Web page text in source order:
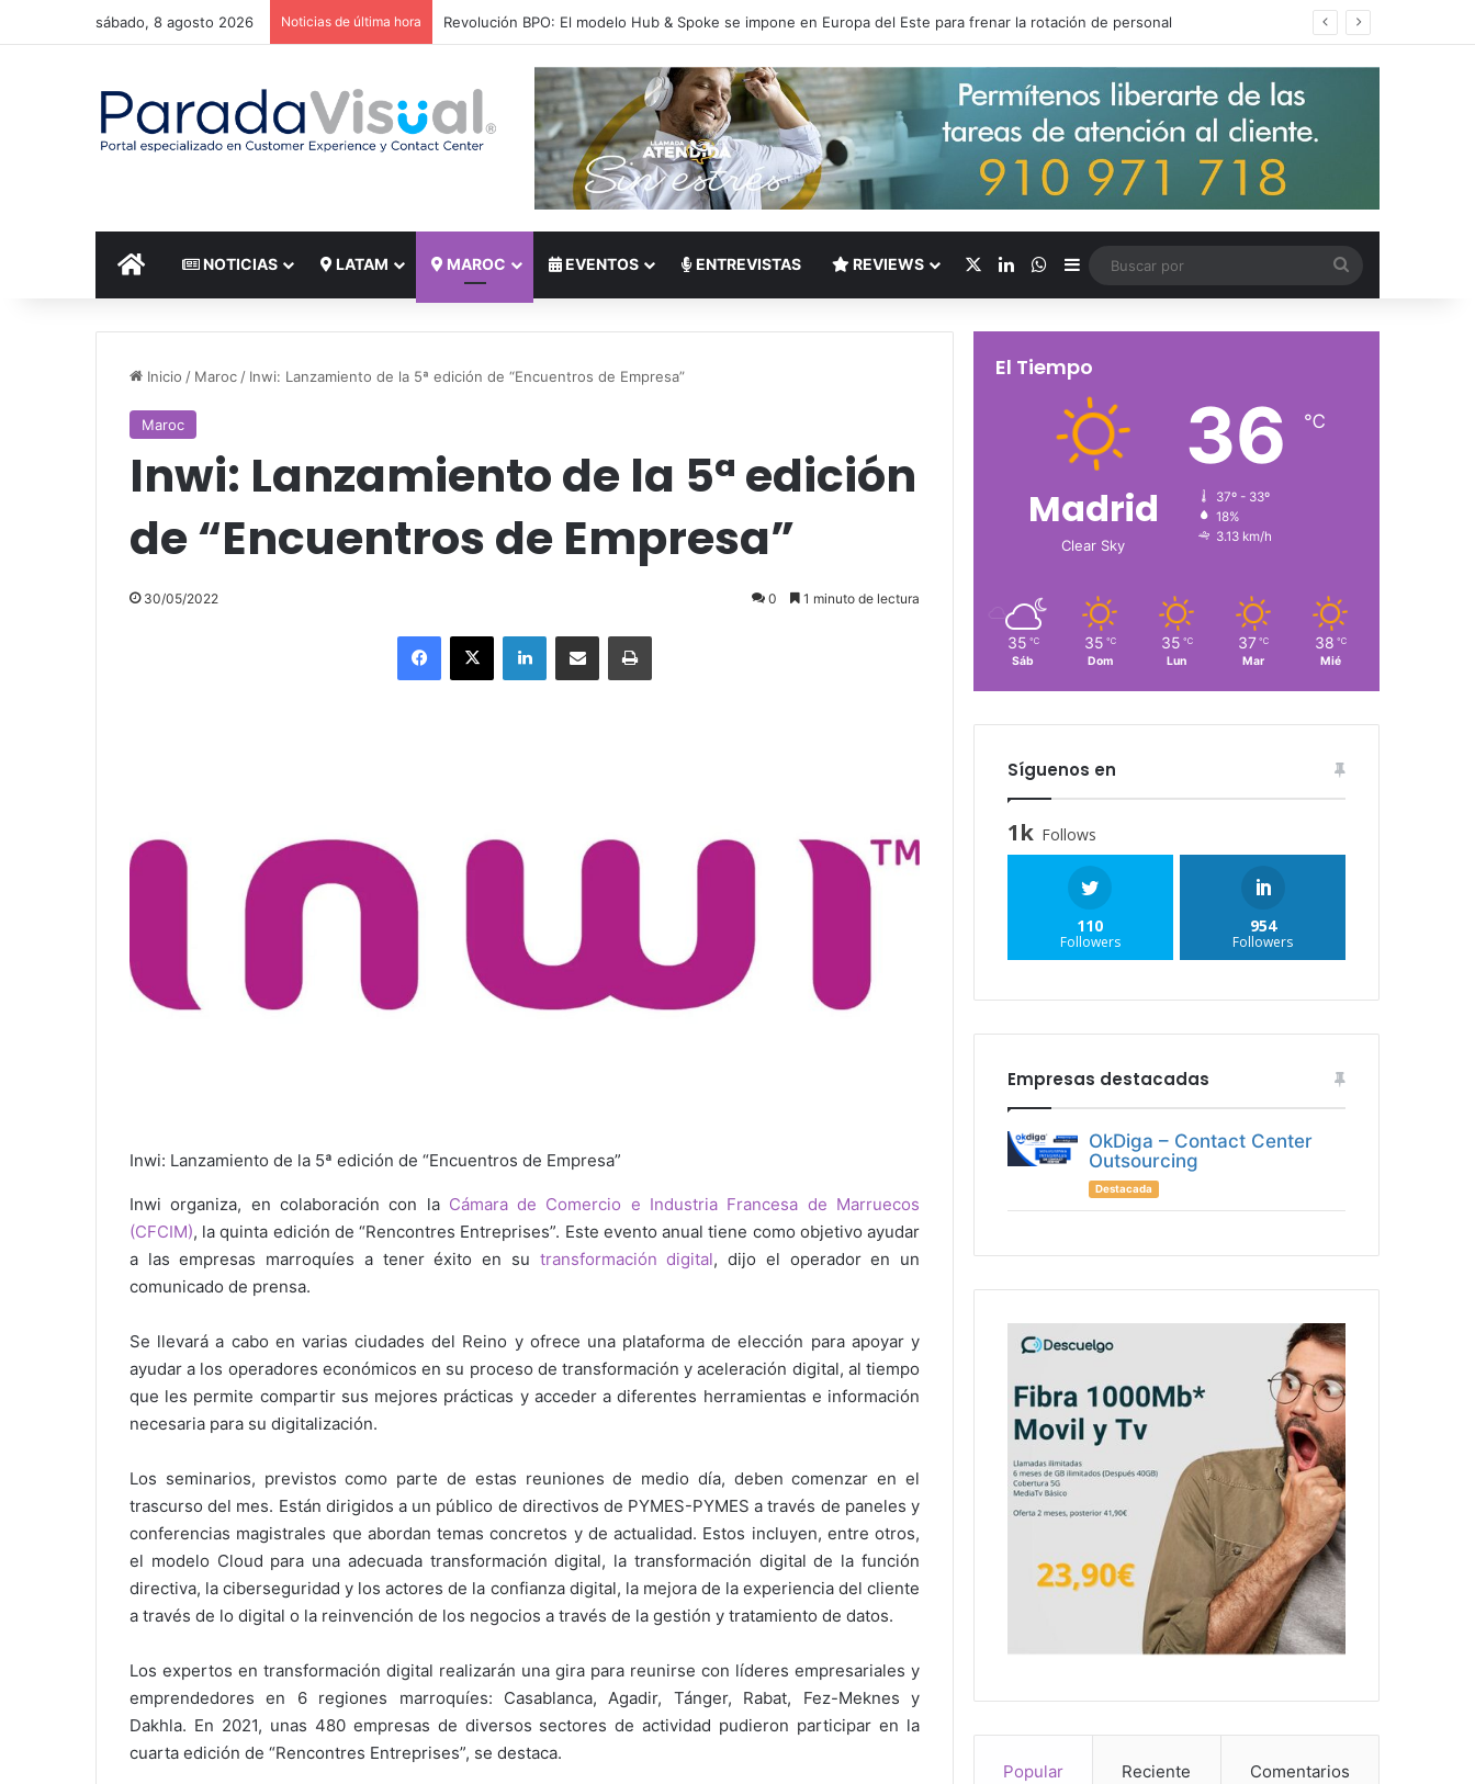
sábado, 8 agosto 2026 Noticias de última hora El reto del Nearshoring: Crisis de talento bilingüe en Centroamérica dispara los salarios de entrada un 15%
INICIO NOTICIAS LATAM MAROC EVENTOS ENTREVISTAS REVIEWS LinkedInWhatsApp
Barra lateral
por
Inicio / Maroc/ Inwi: Lanzamiento de la 5ª edición de “Encuentros de Empresa”
Maroc
Inwi: Lanzamiento de la 5ª edición
de “Encuentros de Empresa”
30/05/2022 0 1 minuto de lectura
Facebook
X LinkedInCompartir por correo electrónicoImprimir
Inwi: Lanzamiento de la 5ª edición de “Encuentros de Empresa”
Inwi organiza, en colaboración con la Cámara de Comercio e Industria Francesa de Marruecos
(CFCIM), la quinta edición de “Rencontres Entreprises”. Este evento anual tiene como objetivo ayudar
a las empresas marroquíes a tener éxito en su transformación digital, dijo el operador en un
comunicado de prensa.
Se llevará a cabo en varias ciudades del Reino y ofrece una plataforma de elección para apoyar y
ayudar a los operadores económicos en su proceso de transformación y aceleración digital, al tiempo
que les permite compartir sus mejores prácticas y acceder a diferentes herramientas e información
necesaria para su digitalización.
Los seminarios, previstos como parte de estas reuniones de medio día, deben comenzar en el
trascurso del mes. Están dirigidos a un público de directivos de PYMES-PYMES a través de paneles y
conferencias magistrales que abordan temas concretos y de actualidad. Estos incluyen, entre otros,
el modelo Cloud para una adecuada transformación digital, la transformación digital de la función
directiva, la ciberseguridad y los actores de la confianza digital, la mejora de la experiencia del cliente
a través de lo digital o la reinvención de los negocios a través de la gestión y tratamiento de datos.
Los expertos en transformación digital realizarán una gira para reunirse con líderes empresariales y
emprendedores en 6 regiones marroquíes: Casablanca, Agadir, Tánger, Rabat, Fez-Meknes y
Dakhla. En 2021, unas 480 empresas de diversos sectores de actividad pudieron participar en la
cuarta edición de “Rencontres Entreprises”, se destaca.
El Tiempo
Madrid
Clear Sky
36 ℃
37º - 33º
18%
3.13 km/h
35 ℃
Sáb
35 ℃
Dom
35 ℃
Lun
37 ℃
Mar
38 ℃
Mié
Síguenos en
1k Follows
110
Followers
954
Followers
Empresas destacadas
OkDiga – Contact Center
Outsourcing
Destacada
Popular Reciente Comentarios